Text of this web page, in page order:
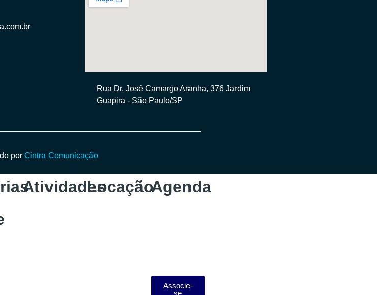
Rua Dr. José Camargo Aranha, 376 Jardim
Guapira - São Paulo/SP
por Cintra Comunicação
AtividadesLocaçãoAgenda
Associe-
se